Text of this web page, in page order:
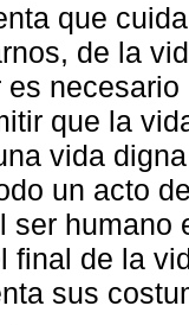
que
de la
que la
vida
un acto
ser humano
final de la
sus